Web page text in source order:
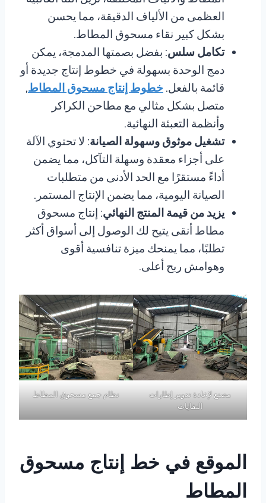
العظمى من الألياف الدقيقة، مما يحسن
بشكل كبير نقاء مسحوق المطاط.
تكامل سلس: بفضل بصمتها المدمجة، يمكن
دمج الوحدة بسهولة في خطوط إنتاج جديدة أو
قائمة بالفعل. خطوط إنتاج مسحوق المطاط,
متصل بشكل مثالي مع مطاحن الكراكر
وأنظمة التعبئة النهائية.
تشغيل موثوق وسهولة الصيانة: لا تحتوي الآلة
على أجزاء معقدة وسهلة التآكل، مما يضمن
أداءً مستقرًا مع الحد الأدنى من متطلبات
الصيانة اليومية، مما يضمن الإنتاج المستمر.
يزيد من قيمة المنتج النهائي: إنتاج مسحوق
مطاط أنقى يتيح لك الوصول إلى أسواق أكثر
تطلبًا، مما يمنحك ميزة تنافسية أقوى
وهوامش ربح أعلى.
مصنع لإعادة تدوير إطارات
النفايات
نظام جمع مسحوق المطاط
الموقع في خط إنتاج مسحوق
المطاط